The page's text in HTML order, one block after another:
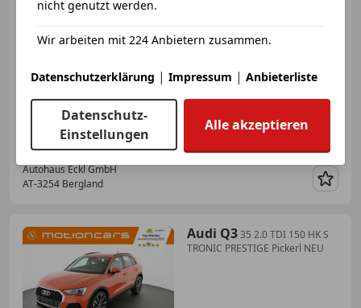
€ 17 990
09/2016 138 000 km Diesel
Autohaus Eckl GmbH
AT-3254 Bergland
Audi Q335 2.0 TDI 150 HK S
TRONIC PRESTIGE Pickerl NEU
nicht genutzt werden.
Wir arbeiten mit 224 Anbietern zusammen.
Datenschutzerklärung | Impressum | Anbieterliste
Datenschutz-
Einstellungen
Alle akzeptieren